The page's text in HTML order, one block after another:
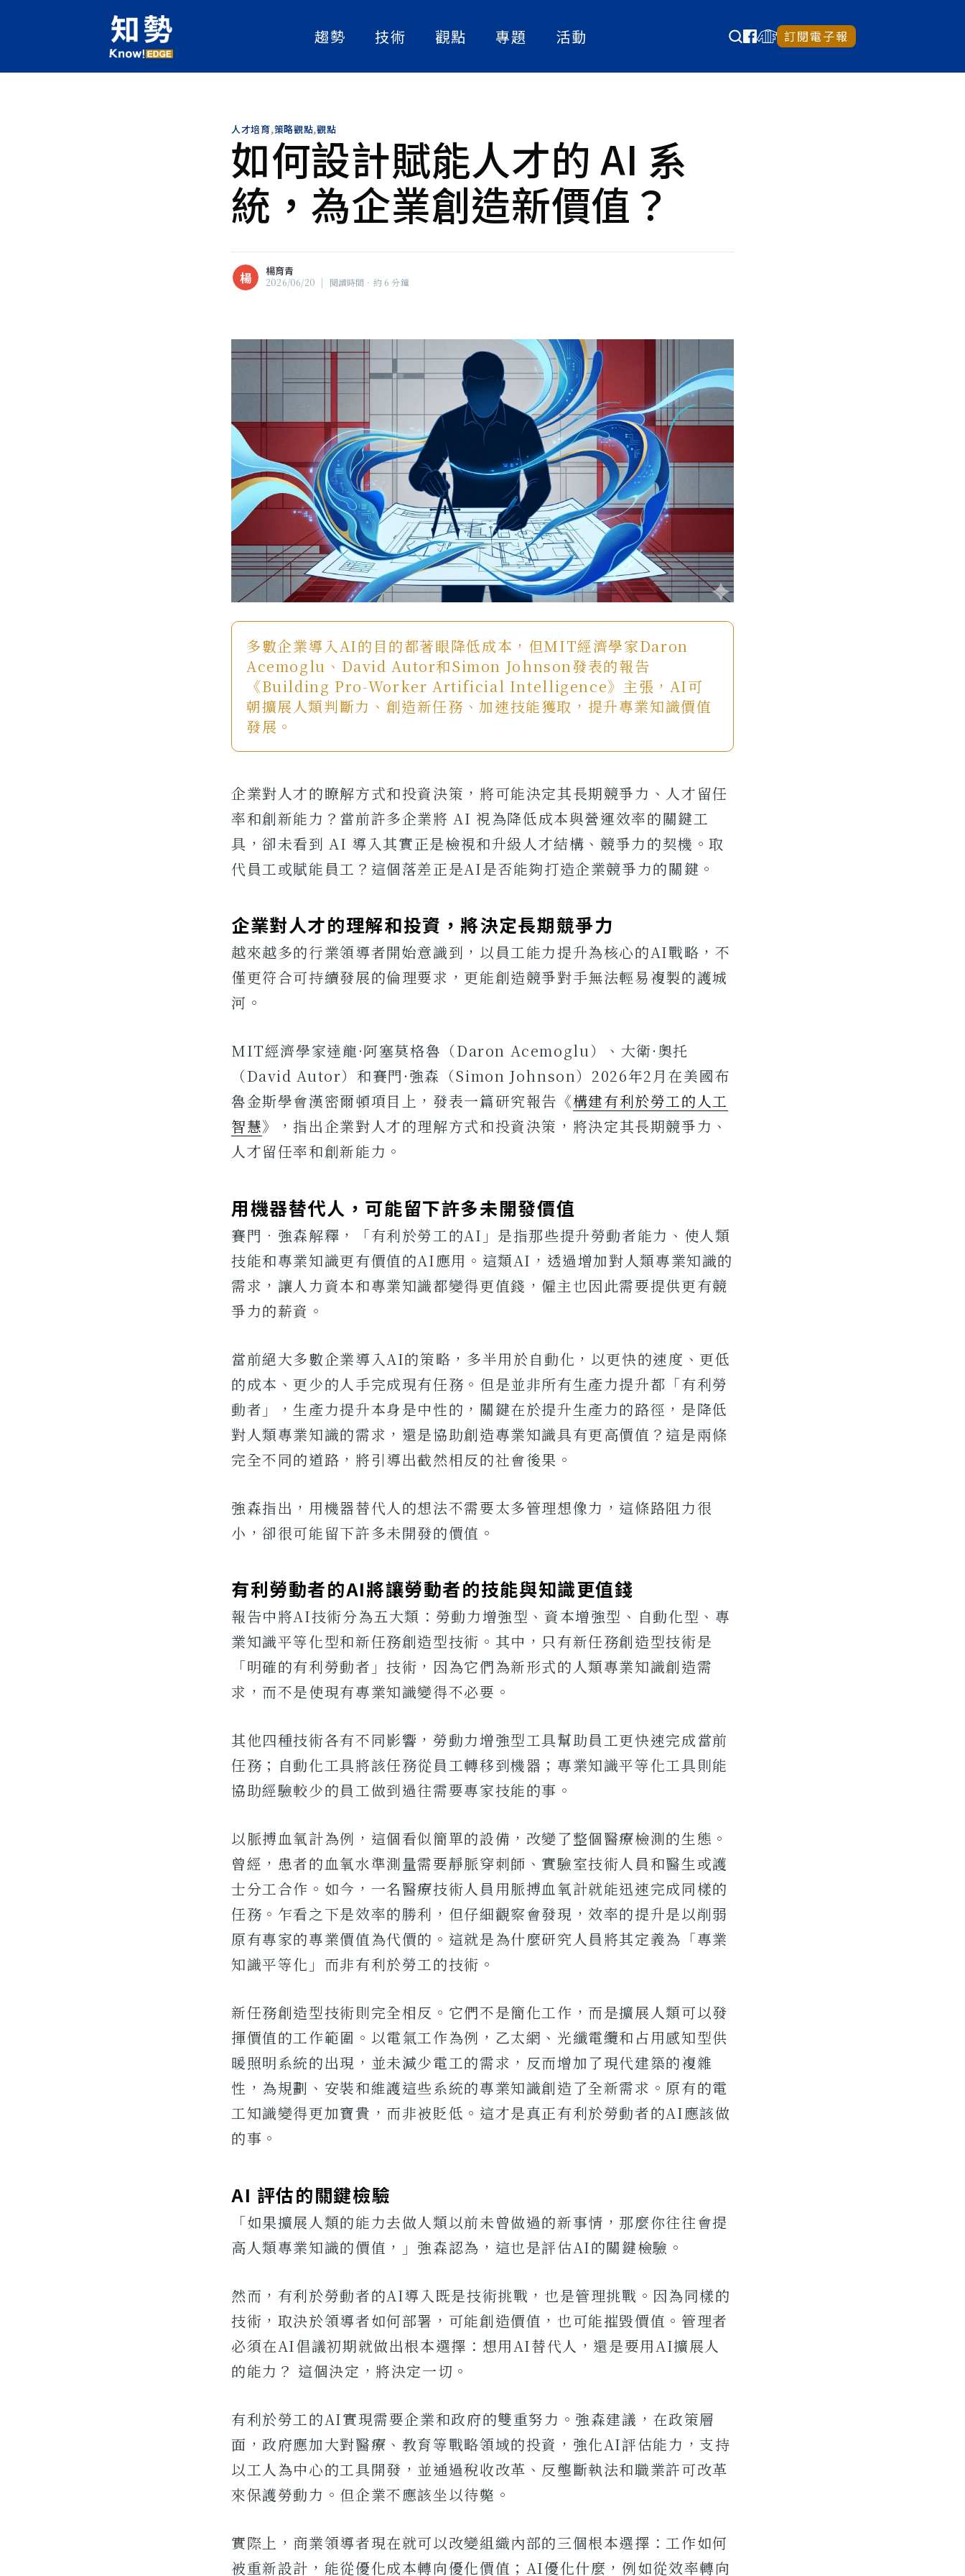
趨勢
人工智慧
資訊安全
技術
實作解析
觀點
人物訪談
策略觀點
大話智慧製造
社畜看天下
NExT Forum
專題 活動 訂閱電子報
人才培育,策略觀點,觀點
如何設計賦能人才的 AI 系
統，為企業創造新價值？
現任人工智慧科技基金會《知勢》副總編
輯，關注科技發展對人類的影響，也關心台
灣產業面對數位變革時，所面臨的挑戰與克
服要點。喜歡文學，欣賞跨域碰撞的火花。
楊 楊育青
2026/06/20 | 閱讀時間‧約 6 分鐘
多數企業導入AI的目的都著眼降低成本，但MIT經濟學家Daron
Acemoglu、David Autor和Simon Johnson發表的報告
《Building Pro-Worker Artificial Intelligence》主張，AI可
朝擴展人類判斷力、創造新任務、加速技能獲取，提升專業知識價值
發展。
企業對人才的瞭解方式和投資決策，將可能決定其長期競爭力、人才留任
率和創新能力？當前許多企業將 AI 視為降低成本與營運效率的關鍵工
具，卻未看到 AI 導入其實正是檢視和升級人才結構、競爭力的契機。取
代員工或賦能員工？這個落差正是AI是否能夠打造企業競爭力的關鍵。
企業對人才的理解和投資，將決定長期競爭力
越來越多的行業領導者開始意識到，以員工能力提升為核心的AI戰略，不
僅更符合可持續發展的倫理要求，更能創造競爭對手無法輕易複製的護城
河。
MIT經濟學家達龍·阿塞莫格魯（Daron Acemoglu）、大衛·奧托
（David Autor）和賽門·強森（Simon Johnson）2026年2月在美國布
魯金斯學會漢密爾頓項目上，發表一篇研究報告《構建有利於勞工的人工
智慧》，指出企業對人才的理解方式和投資決策，將決定其長期競爭力、
人才留任率和創新能力。
用機器替代人，可能留下許多未開發價值
賽門．強森解釋，「有利於勞工的AI」是指那些提升勞動者能力、使人類
技能和專業知識更有價值的AI應用。這類AI，透過增加對人類專業知識的
需求，讓人力資本和專業知識都變得更值錢，僱主也因此需要提供更有競
爭力的薪資。
當前絕大多數企業導入AI的策略，多半用於自動化，以更快的速度、更低
的成本、更少的人手完成現有任務。但是並非所有生產力提升都「有利勞
動者」，生產力提升本身是中性的，關鍵在於提升生產力的路徑，是降低
對人類專業知識的需求，還是協助創造專業知識具有更高價值？這是兩條
完全不同的道路，將引導出截然相反的社會後果。
強森指出，用機器替代人的想法不需要太多管理想像力，這條路阻力很
小，卻很可能留下許多未開發的價值。
有利勞動者的AI將讓勞動者的技能與知識更值錢
報告中將AI技術分為五大類：勞動力增強型、資本增強型、自動化型、專
業知識平等化型和新任務創造型技術。其中，只有新任務創造型技術是
「明確的有利勞動者」技術，因為它們為新形式的人類專業知識創造需
求，而不是使現有專業知識變得不必要。
其他四種技術各有不同影響，勞動力增強型工具幫助員工更快速完成當前
任務；自動化工具將該任務從員工轉移到機器；專業知識平等化工具則能
協助經驗較少的員工做到過往需要專家技能的事。
以脈搏血氧計為例，這個看似簡單的設備，改變了整個醫療檢測的生態。
曾經，患者的血氧水準測量需要靜脈穿刺師、實驗室技術人員和醫生或護
士分工合作。如今，一名醫療技術人員用脈搏血氧計就能迅速完成同樣的
任務。乍看之下是效率的勝利，但仔細觀察會發現，效率的提升是以削弱
原有專家的專業價值為代價的。這就是為什麼研究人員將其定義為「專業
知識平等化」而非有利於勞工的技術。
新任務創造型技術則完全相反。它們不是簡化工作，而是擴展人類可以發
揮價值的工作範圍。以電氣工作為例，乙太網、光纖電纜和占用感知型供
暖照明系統的出現，並未減少電工的需求，反而增加了現代建築的複雜
性，為規劃、安裝和維護這些系統的專業知識創造了全新需求。原有的電
工知識變得更加寶貴，而非被貶低。這才是真正有利於勞動者的AI應該做
的事。
AI 評估的關鍵檢驗
「如果擴展人類的能力去做人類以前未曾做過的新事情，那麼你往往會提
高人類專業知識的價值，」強森認為，這也是評估AI的關鍵檢驗。
然而，有利於勞動者的AI導入既是技術挑戰，也是管理挑戰。因為同樣的
技術，取決於領導者如何部署，可能創造價值，也可能摧毀價值。管理者
必須在AI倡議初期就做出根本選擇：想用AI替代人，還是要用AI擴展人
的能力？ 這個決定，將決定一切。
有利於勞工的AI實現需要企業和政府的雙重努力。強森建議，在政策層
面，政府應加大對醫療、教育等戰略領域的投資，強化AI評估能力，支持
以工人為中心的工具開發，並通過稅收改革、反壟斷執法和職業許可改革
來保護勞動力。但企業不應該坐以待斃。
實際上，商業領導者現在就可以改變組織內部的三個根本選擇：工作如何
被重新設計，能從優化成本轉向優化價值；AI優化什麼，例如從效率轉向